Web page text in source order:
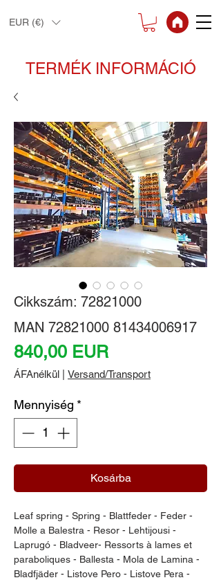
EUR (€)
TERMÉK INFORMÁCIÓ
Cikkszám: 72821000
MAN 72821000 81434006917
840,00 EURÁr
ÁFAnélkül Versand/Transport
Mennyiség *
Kosárba
Leaf spring - Spring - Blattfeder - Feder -
Molle a Balestra - Resor - Lehtijousi -
Laprugó - Bladveer- Ressorts à lames et
paraboliques - Ballesta - Mola de Lamina -
Bladfjäder - Listove Pero - Listove Pera -